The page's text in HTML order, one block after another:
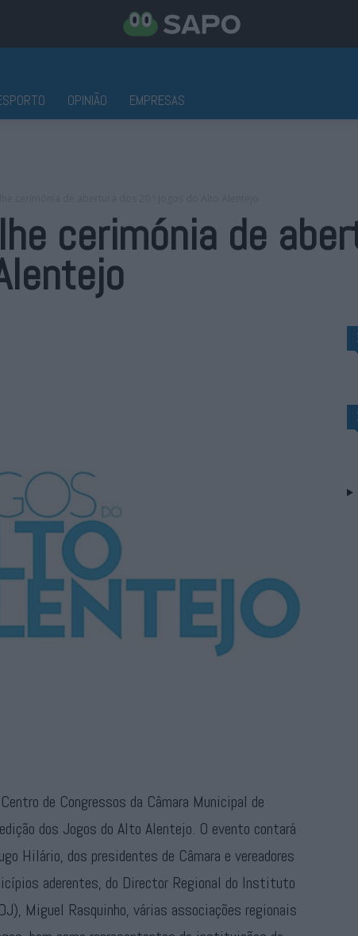
OPINIÃO EMPRESAS
cerimónia de
de Congressos da Câmara Municipal de
dos Jogos do Alto Alentejo. O evento contará
Hilário, dos presidentes de Câmara e vereadores
aderentes, do Director Regional do Instituto
Miguel Rasquinho, várias associações regionais